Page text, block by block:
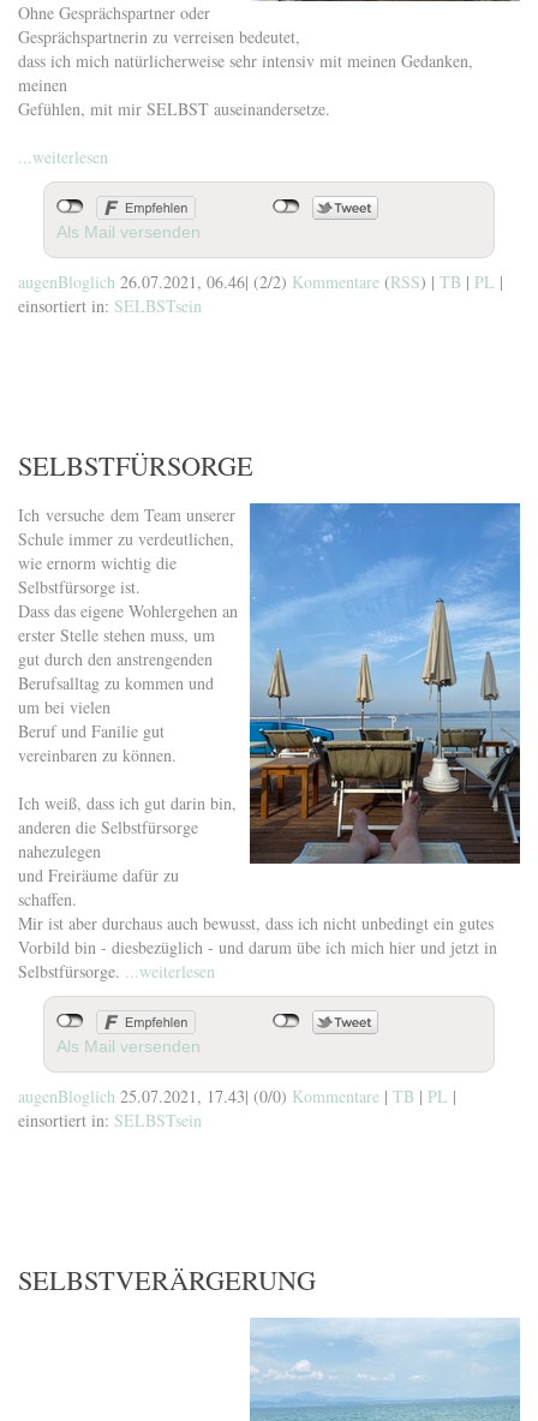
Ohne Gesprächspartner oder
Gesprächspartnerin zu verreisen bedeutet,
dass ich mich natürlicherweise sehr intensiv mit meinen Gedanken,
meinen
Gefühlen, mit mir SELBST auseinandersetze.
...weiterlesen
Als Mail versenden
augenBloglich 26.07.2021, 06.46| (2/2) Kommentare (RSS) | TB | PL |
einsortiert in: SELBSTsein
SELBSTFÜRSORGE
Ich versuche dem Team unserer
Schule immer zu verdeutlichen,
wie ernorm wichtig die
Selbstfürsorge ist.
Dass das eigene Wohlergehen an
erster Stelle stehen muss, um
gut durch den anstrengenden
Berufsalltag zu kommen und
um bei vielen
Beruf und Fanilie gut
vereinbaren zu können.
Ich weiß, dass ich gut darin bin,
anderen die Selbstfürsorge
nahezulegen
und Freiräume dafür zu
schaffen.
Mir ist aber durchaus auch bewusst, dass ich nicht unbedingt ein gutes
Vorbild bin - diesbezüglich - und darum übe ich mich hier und jetzt in
Selbstfürsorge. ...weiterlesen
Als Mail versenden
augenBloglich 25.07.2021, 17.43| (0/0) Kommentare | TB | PL |
einsortiert in: SELBSTsein
SELBSTVERÄRGERUNG